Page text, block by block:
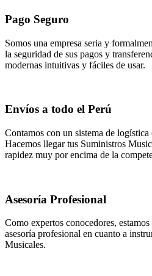
Pago Seguro
Somos una empresa seria y
la seguridad de sus pagos y
modernas intuitivas y fáciles de usar.
Envíos a todo el Perú
Contamos con un sistema de
Hacemos llegar tus Suministros
rapidez muy por encima de la
Asesoría Profesional
Como expertos conocedores,
asesoría profesional en cuanto a
Musicales.